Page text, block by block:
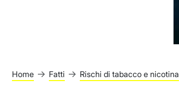
Home Fatti Rischi di tabacco e nicotina